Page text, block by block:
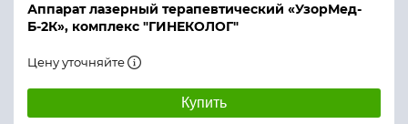
Аппарат лазерный терапевтический «УзорМед-
Б-2К», комплекс "ГИНЕКОЛОГ"
Цену уточняйте
Купить